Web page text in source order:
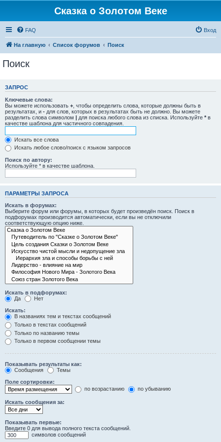
Сказка о Золотом Веке
FAQ Вход
На главную Список форумов Поиск
Поиск
ЗАПРОС
Ключевые слова:
Вы можете использовать + , чтобы определить слова, которые должны быть в
результатах, и - для слов, которых в результатах быть не должно. Вы можете
разделить слова символом | для поиска любого слова из списка. Используйте * в
качестве шаблона для частичного совпадения.
Искать все слова
Искать любое слово/поиск с языком запросов
Поиск по автору:
Используйте * в качестве шаблона.
ПАРАМЕТРЫ ЗАПРОСА
Искать в форумах:
Выберите форум или форумы, в которых будет произведён поиск. Поиск в
подфорумах производится автоматически, если вы не отключили
соответствующую опцию ниже.
Искать в подфорумах:
Да
Нет
Искать:
В названиях тем и текстах сообщений
Только в текстах сообщений
Только по названию темы
Только в первом сообщении темы
Показывать результаты как:
Сообщения
Темы
Поле сортировки:
по возрастанию
по убыванию
Искать сообщения за:
Показывать первые:
Введите 0 для вывода полного текста сообщений.
символов сообщений